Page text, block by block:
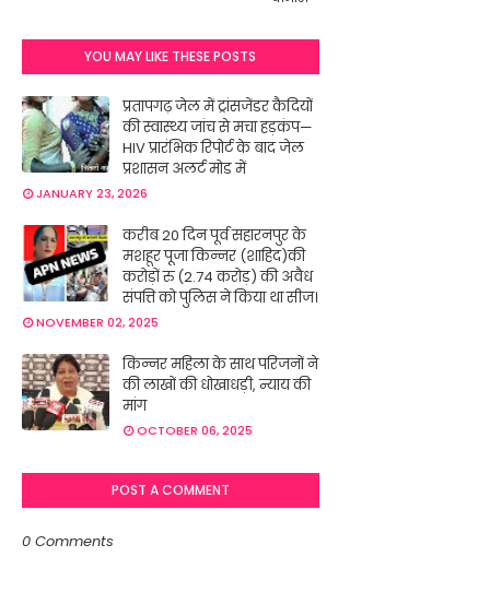
YOU MAY LIKE THESE POSTS
प्रतापगढ़ जेल में ट्रांसजेंडर कैदियों
की स्वास्थ्य जांच से मचा हड़कंप—
HIV प्रारंभिक रिपोर्ट के बाद जेल
प्रशासन अलर्ट मोड में
JANUARY 23, 2026
करीब 20 दिन पूर्व सहारनपुर के
मशहूर पूजा किन्नर (शाहिद)की
करोड़ों रु (2.74 करोड़) की अवैध
संपत्ति को पुलिस ने किया था सीज।
NOVEMBER 02, 2025
किन्नर महिला के साथ परिजनों ने
की लाखों की धोखाधड़ी, न्याय की
मांग
OCTOBER 06, 2025
POST A COMMENT
0 Comments